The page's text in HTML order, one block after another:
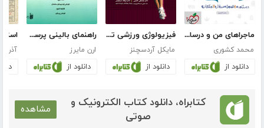
ماجراهای من و درسام: دین و زندگی 2 - پایه یازدهم
محمد کشوری
دانلود از
فیزیولوژی ورزشی تلفیق نظر و عمل 1
مایکل آردسچنز
دانلود از
راهنمای بالینی پرستاری
ارن مایرز
دانلود از
آذر
کتابراه، دانلود کتاب الکترونیک و
صوتی
مشاهده